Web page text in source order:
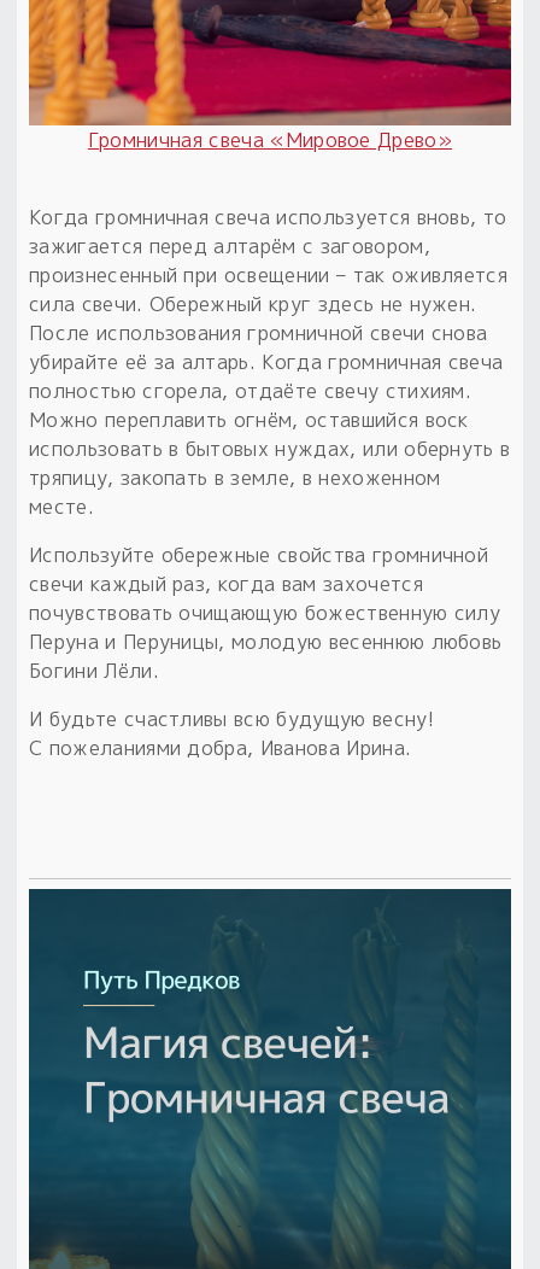
Громничная свеча «Мировое Древо»
Когда громничная свеча используется вновь, то
зажигается перед алтарём с заговором,
произнесенный при освещении – так оживляется
сила свечи. Обережный круг здесь не нужен.
После использования громничной свечи снова
убирайте её за алтарь. Когда громничная свеча
полностью сгорела, отдаёте свечу стихиям.
Можно переплавить огнём, оставшийся воск
использовать в бытовых нуждах, или обернуть в
тряпицу, закопать в земле, в нехоженном
месте.
Используйте обережные свойства громничной
свечи каждый раз, когда вам захочется
почувствовать очищающую божественную силу
Перуна и Перуницы, молодую весеннюю любовь
Богини Лёли.
И будьте счастливы всю будущую весну!
С пожеланиями добра, Иванова Ирина.